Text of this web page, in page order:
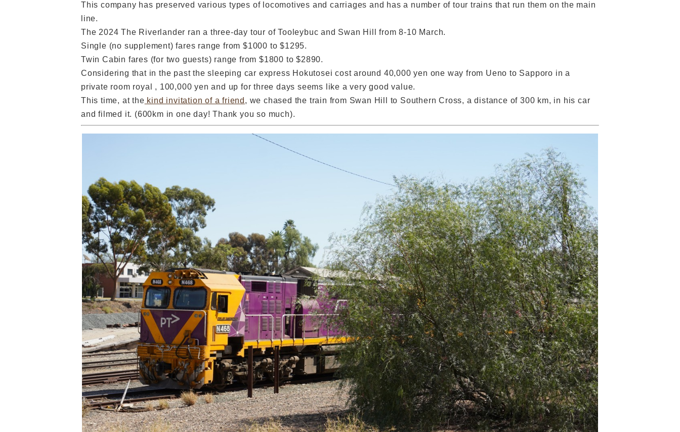
This company has preserved various types of locomotives and carriages and has a number of tour trains that run them on the main
line.
The 2024 The Riverlander ran a three-day tour of Tooleybuc and Swan Hill from 8-10 March.
Single (no supplement) fares range from $1000 to $1295.
Twin Cabin fares (for two guests) range from $1800 to $2890.
Considering that in the past the sleeping car express Hokutosei cost around 40,000 yen one way from Ueno to Sapporo in a
private room royal , 100,000 yen and up for three days seems like a very good value.
This time, at the kind invitation of a friend , we chased the train from Swan Hill to Southern Cross, a distance of 300 km, in his car
and filmed it. (600km in one day! Thank you so much).